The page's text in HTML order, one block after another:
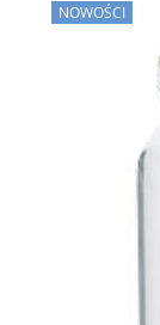
NOWOŚCI